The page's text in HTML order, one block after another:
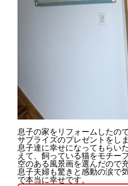
息子の家をリフォームしたの
サプライズのプレゼントをし
息子達に幸せになってもらい
えて、飼っている猫をモチー
空のある風景画を選んだので
息子夫婦も驚きと感動の涙で
で本当に幸せです。